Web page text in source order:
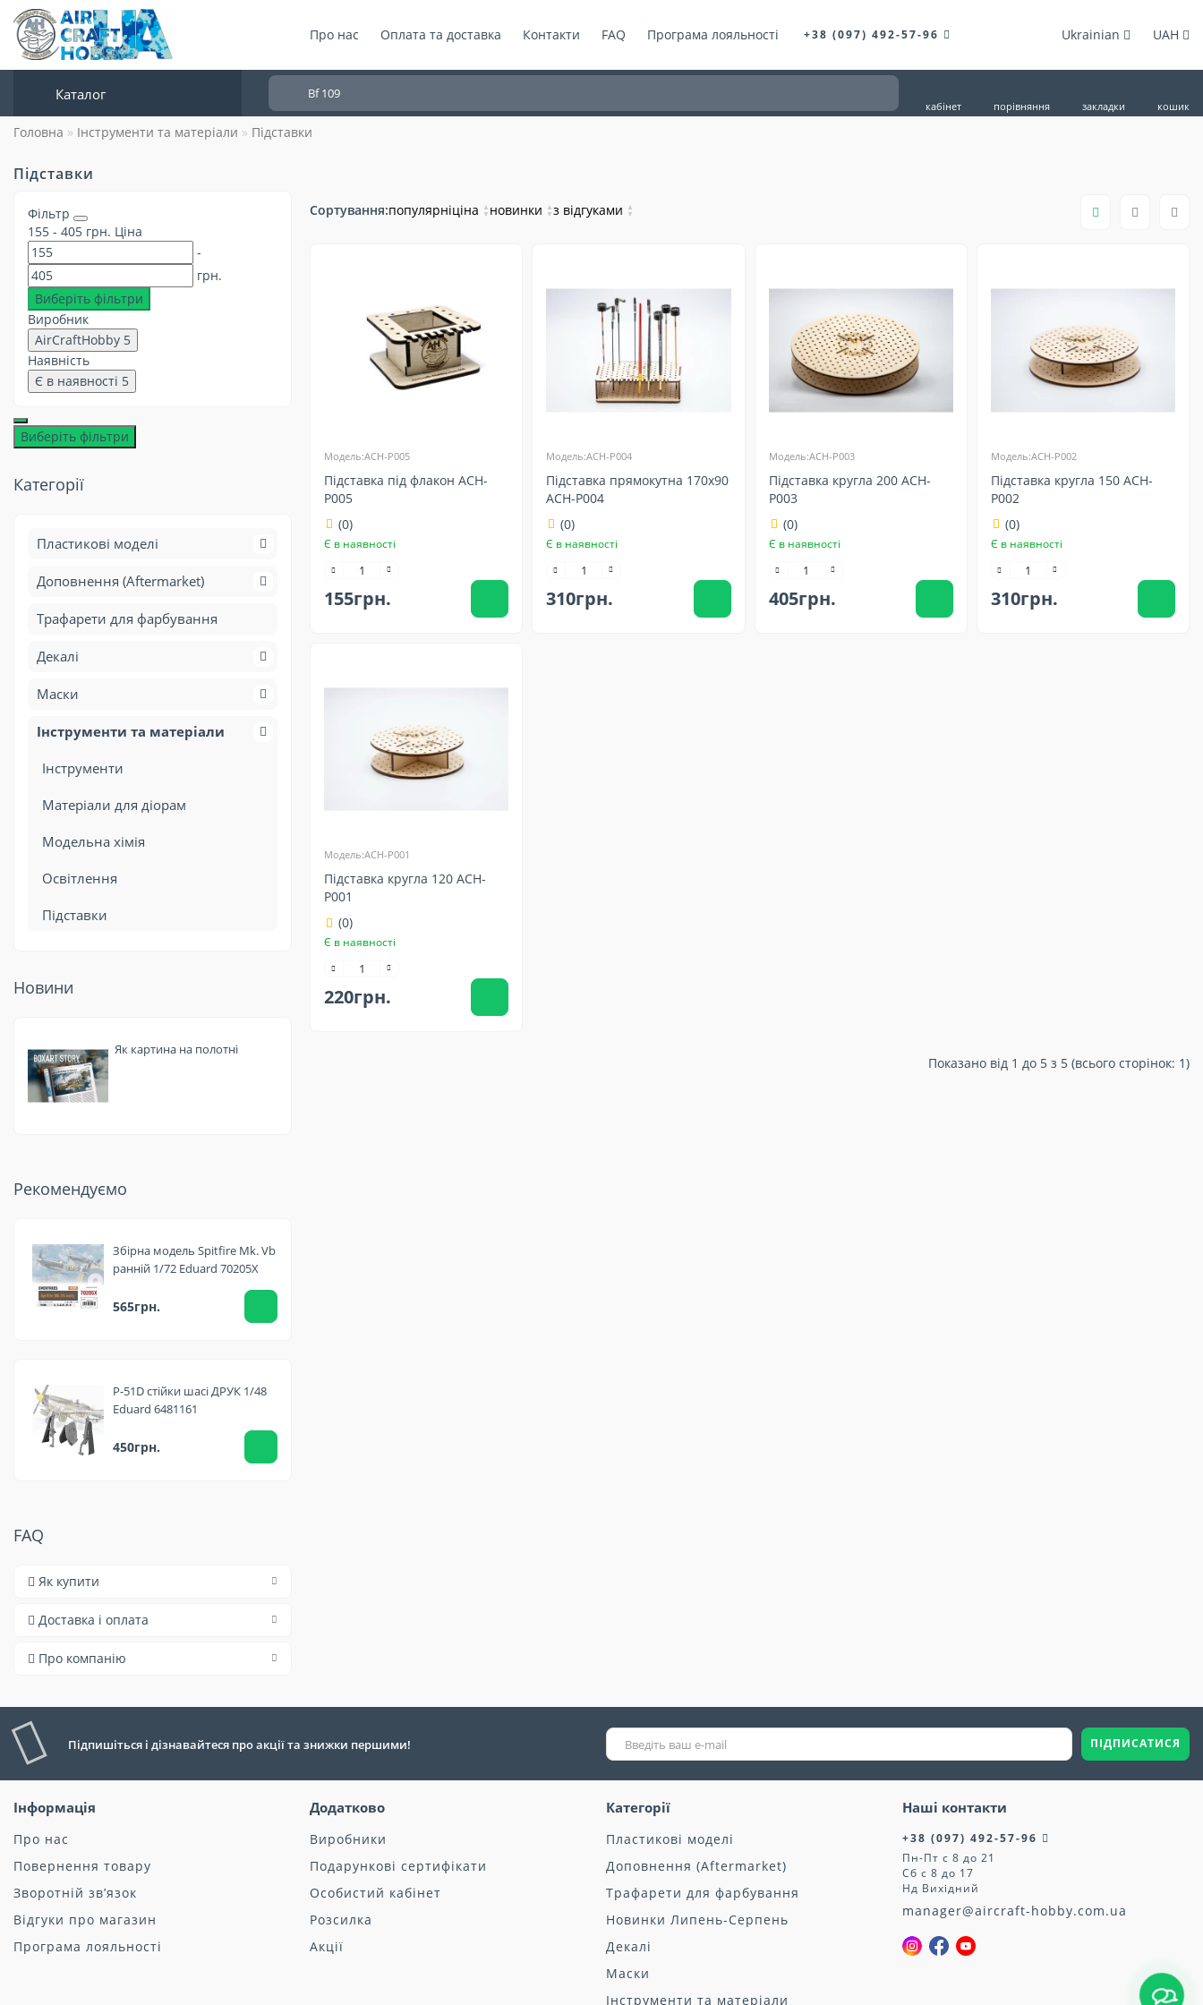
Про нас Оплата та доставка Контакти FAQ Програма лояльності +38 (097) 492-57-96 UAH
Ukrainian
Каталог
кабінет порівняння закладки кошик
Головна Інструменти та матеріали Підставки
Підставки
Фільтр
155 - 405 грн. Ціна
-
грн.
Виберіть фільтри
Виробник
AirCraftHobby 5
Наявність
Є в наявності 5
Виберіть фільтри
Категорії
Пластикові моделі
Доповнення (Aftermarket)
Трафарети для фарбування
Декалі
Маски
Інструменти та матеріали
Інструменти
Матеріали для діорам
Модельна хімія
Освітлення
Підставки
Новини
Як картина на полотні
Рекомендуємо
Збірна модель Spitfire Mk. Vb
ранній 1/72 Eduard 70205X
565грн.
P-51D стійки шасі ДРУК 1/48
Eduard 6481161
450грн.
FAQ
Як купити
Доставка і оплата
Про компанію
Сортування:популярніціна ▲
▼ новинки ▲
▼з відгуками ▲
▼
Модель:ACH-P005
Підставка під флакон ACH-
P005
(0)
Є в наявності
155грн.
Модель:ACH-P004
Підставка прямокутна 170x90
ACH-P004
(0)
Є в наявності
310грн.
Модель:ACH-P003
Підставка кругла 200 ACH-
P003
(0)
Є в наявності
405грн.
Модель:ACH-P002
Підставка кругла 150 ACH-
P002
(0)
Є в наявності
310грн.
Модель:ACH-P001
Підставка кругла 120 ACH-
P001
(0)
Є в наявності
220грн.
Показано від 1 до 5 з 5 (всього сторінок: 1)
Підпишіться і дізнавайтеся про акції та знижки першими! ПІДПИСАТИСЯ
Інформація
Про нас
Повернення товару
Зворотній зв’язок
Відгуки про магазин
Програма лояльності
Додатково
Виробники
Подарункові сертифікати
Особистий кабінет
Розсилка
Акції
Категорії
Пластикові моделі
Доповнення (Aftermarket)
Трафарети для фарбування
Новинки Липень-Серпень
Декалі
Маски
Інструменти та матеріали
Наші контакти
+38 (097) 492-57-96
Пн-Пт с 8 до 21
Сб с 8 до 17
Нд Вихідний
manager@aircraft-hobby.com.ua